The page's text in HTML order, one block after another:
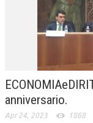
CRIMINOLOGIA
CFC E
TRANSFER
PRASSI
anniversario.
Apr 24, 2023 1868